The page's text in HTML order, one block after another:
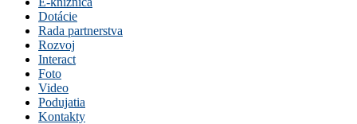
Dotácie
Rada partnerstva
Rozvoj
Interact
Foto
Video
Podujatia
Kontakty